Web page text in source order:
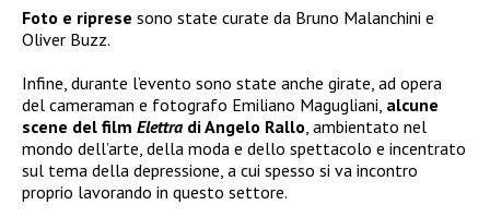
Foto e riprese sono state curate da Bruno Malanchini e
Oliver Buzz.
Infine, durante l’evento sono state anche girate, ad opera
del cameraman e fotografo Emiliano Magugliani, alcune
scene del film Elettra di Angelo Rallo, ambientato nel
mondo dell’arte, della moda e dello spettacolo e incentrato
sul tema della depressione, a cui spesso si va incontro
proprio lavorando in questo settore.